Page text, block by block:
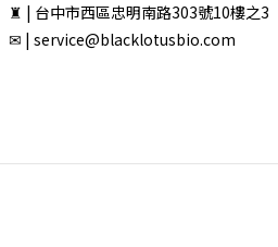
♜ | 台中市西區忠明南路303號10樓之3
✉ | service@blacklotusbio.com